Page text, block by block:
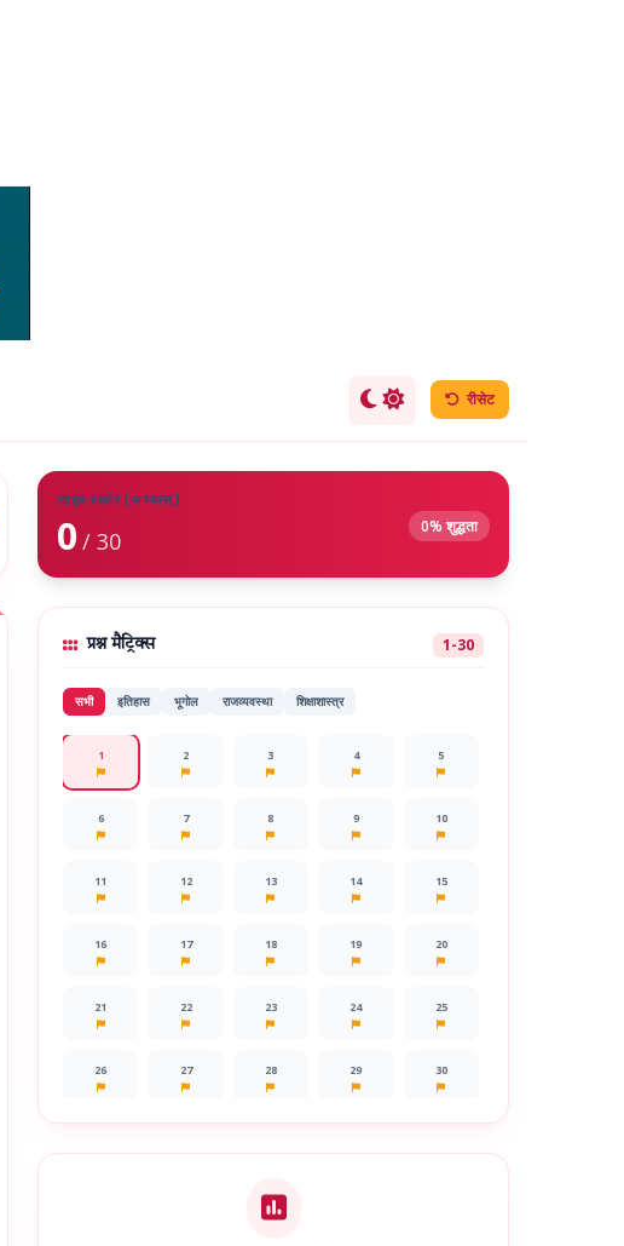
रीसेट
लाइव स्कोर (अभ्यास)
0 / 30
0% शुद्धता
प्रश्न मैट्रिक्स 1-30
सभी इतिहास भूगोल राजव्यवस्था शिक्षाशास्त्र
1 2 3 4 5
6 7 8 9 10
11 12 13 14 15
16 17 18 19 20
21 22 23 24 25
26 27 28 29 30